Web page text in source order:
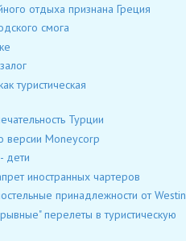
отдыха признана Греция
смога
туристическая
Турции
версии Moneycorp
дети
иностранных чартеров
принадлежности от Westin
перелеты в туристическую